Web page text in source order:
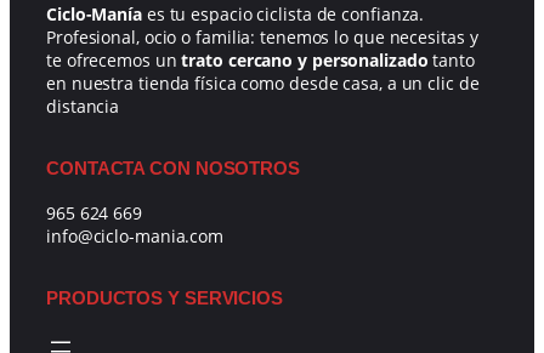
Ciclo-Maníaes tu espacio ciclista de confianza.
Profesional, ocio o familia: tenemos lo que necesitas y
te ofrecemos untrato cercano y personalizado tanto
en nuestra tienda física como desde casa, a un clic de
distancia
CONTACTA CON NOSOTROS
965 624 669
info@ciclo-mania.com
PRODUCTOS Y SERVICIOS